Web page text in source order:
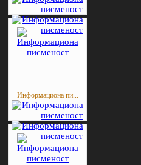
Информациона пи...